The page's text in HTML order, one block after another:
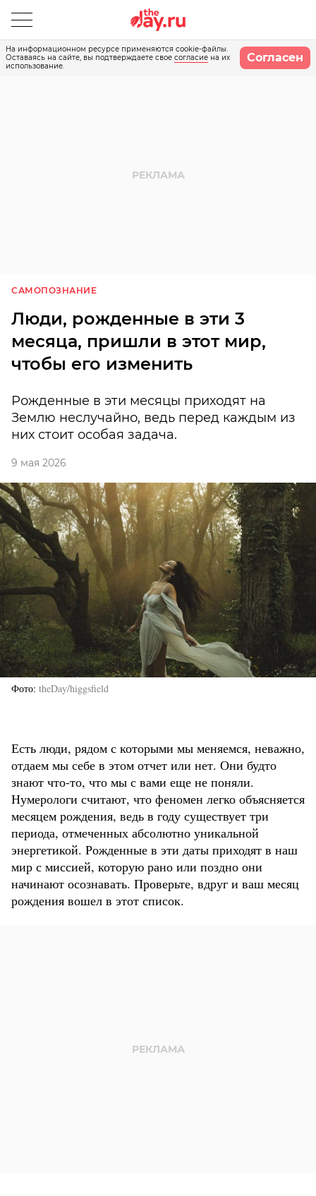
На информационном ресурсе применяются cookie-файлы.
Оставаясь на сайте, вы подтверждаете свое согласие на их
использование.
Согласен
САМОПОЗНАНИЕ
Люди, рожденные в эти 3
месяца, пришли в этот мир,
чтобы его изменить
Рожденные в эти месяцы приходят на
Землю неслучайно, ведь перед каждым из
них стоит особая задача.
9 мая 2026
Фото theDay/higgsfield
Есть люди, рядом с которыми мы меняемся, неважно,
отдаем мы себе в этом отчет или нет. Они будто
знают что-то, что мы с вами еще не поняли.
Нумерологи считают, что феномен легко объясняется
месяцем рождения, ведь в году существует три
периода, отмеченных абсолютно уникальной
энергетикой. Рожденные в эти даты приходят в наш
мир с миссией, которую рано или поздно они
начинают осознавать. Проверьте, вдруг и ваш месяц
рождения вошел в этот список.